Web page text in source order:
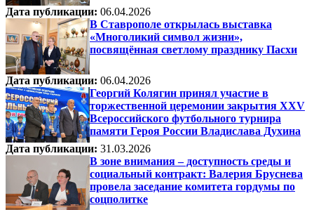
Дата публикации: 06.04.2026
В Ставрополе открылась выставка
«Многоликий символ жизни»,
посвящённая светлому празднику Пасхи
Дата публикации: 06.04.2026
Георгий Колягин принял участие в
торжественной церемонии закрытия XXV
Всероссийского футбольного турнира
памяти Героя России Владислава Духина
Дата публикации: 31.03.2026
В зоне внимания – доступность среды и
социальный контракт: Валерия Бруснева
провела заседание комитета гордумы по
соцполитке